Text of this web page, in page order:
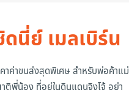
นี่ย์ เมลเบิร์น
คาค่าขนส่งสุดพิเศษ สำหรับพ่อค้าแม่